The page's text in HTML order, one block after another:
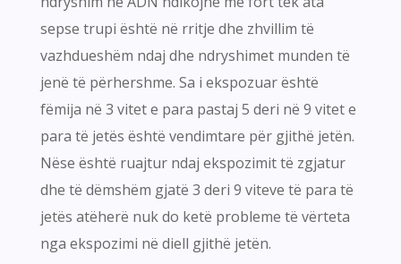
sepse trupi është në rritje dhe zhvillim të
vazhdueshëm ndaj dhe ndryshimet munden të
jenë të përhershme. Sa i ekspozuar është
fëmija në 3 vitet e para pastaj 5 deri në 9 vitet e
para të jetës është vendimtare për gjithë jetën.
Nëse është ruajtur ndaj ekspozimit të zgjatur
dhe të dëmshëm gjatë 3 deri 9 viteve të para të
jetës atëherë nuk do ketë probleme të vërteta
nga ekspozimi në diell gjithë jetën.